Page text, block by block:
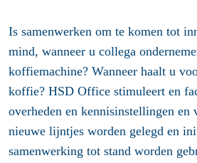
Is samenwerken om te komen tot
mind, wanneer u collega
koffiemachine? Wanneer haalt u
koffie? HSD Office stimuleert en
overheden en kennisinstellingen en
nieuwe lijntjes worden gelegd en
samenwerking tot stand worden